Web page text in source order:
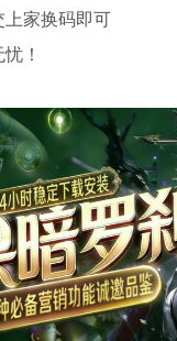
上家换码即可
！